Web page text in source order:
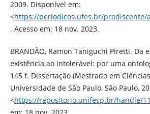
2009. Disponível em:
<https://periodicos.ufes.br/prodiscente/
. Acesso em: 18 nov. 2023.
BRANDÃO, Ramon Taniguchi Piretti. Da
existência ao intolerável: por uma
145 f. Dissertação (Mestrado em
Universidade de São Paulo, São Paulo,
<https://repositorio.unifesp.br/handle/